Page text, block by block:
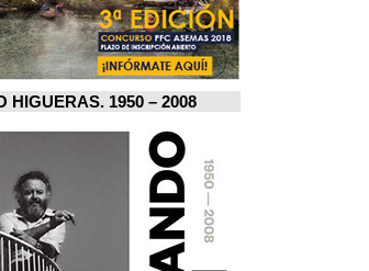
HIGUERAS. 1950 – 2008.